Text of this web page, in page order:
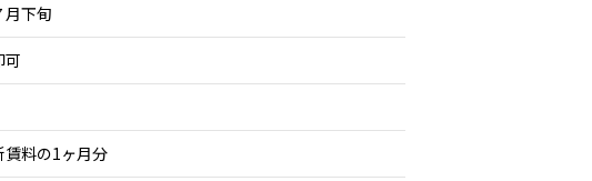
月下旬
可
賃料の1ヶ月分